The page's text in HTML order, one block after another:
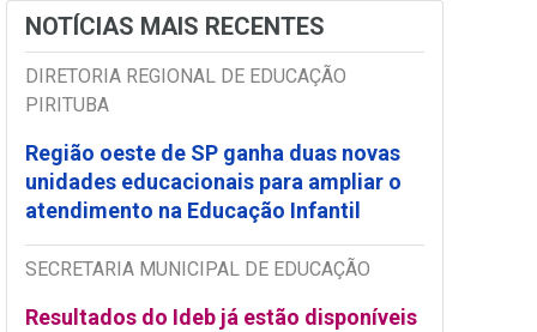
NOTÍCIAS MAIS RECENTES
DIRETORIA REGIONAL DE EDUCAÇÃO
PIRITUBA
Região oeste de SP ganha duas novas
unidades educacionais para ampliar o
atendimento na Educação Infantil
SECRETARIA MUNICIPAL DE EDUCAÇÃO
Resultados do Ideb já estão disponíveis